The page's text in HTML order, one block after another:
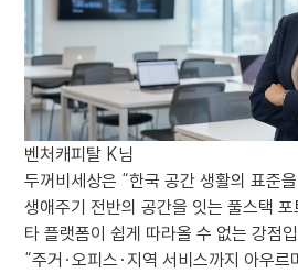
벤처캐피탈 K님
두꺼비세상은 “한국 공간 생활의 표준
생애주기 전반의 공간을 잇는 풀스택 포
타 플랫폼이 쉽게 따라올 수 없는 강점
“주거·오피스·지역 서비스까지 아우